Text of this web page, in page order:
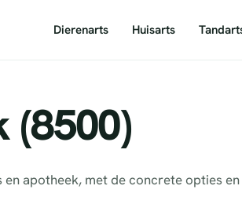
Dierenarts Huisarts
apotheek, met de concrete opties